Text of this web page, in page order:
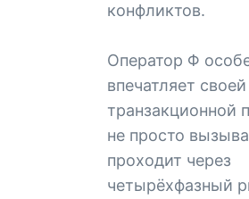
конфликтов.
Оператор Φ
впечатляет своей
транзакционной
не просто
проходит через
четырёхфазный